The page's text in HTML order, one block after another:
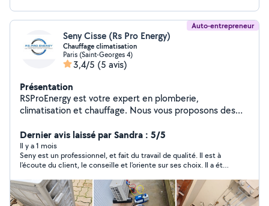
Auto-entrepreneur
Seny Cisse (Rs Pro Energy)
Chauffage climatisation
Paris (Saint-Georges 4)
3,4/5 (5 avis)
Présentation
RSProEnergy est votre expert en plomberie,
climatisation et chauffage. Nous vous proposons des
thermique, en installant et entretenant des
équipements performants et économes en énergie.
Dernier avis laissé par Sandra : 5/5
Il y a 1 mois
Seny est un professionnel, et fait du travail de qualité. Il est à
l'écoute du client, le conseille et l'oriente sur ses choix. Il a été
Je le recommande déjà autour de moi car il le mérite.